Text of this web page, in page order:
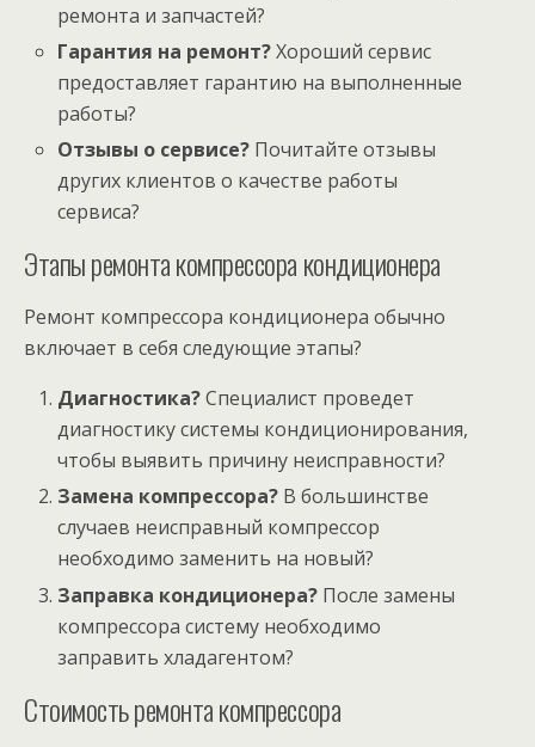
ремонта и запчастей?
Гарантия на ремонт?Хороший сервис
предоставляет гарантию на выполненные
работы?
Отзывы о сервисе? Почитайте отзывы
других клиентов о качестве работы
сервиса?
Этапы ремонта компрессора кондиционера
Ремонт компрессора кондиционера обычно
включает в себя следующие этапы?
Диагностика?Специалист проведет
диагностику системы кондиционирования,
чтобы выявить причину неисправности?
Замена компрессора? В большинстве
случаев неисправный компрессор
необходимо заменить на новый?
Заправка кондиционера? После замены
компрессора систему необходимо
заправить хладагентом?
Стоимость ремонта компрессора